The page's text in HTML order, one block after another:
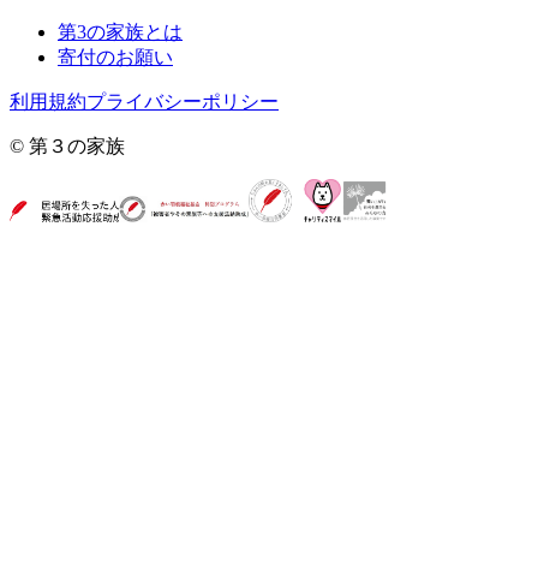
第3の家族とは
寄付のお願い
利用規約プライバシーポリシー
© 第３の家族